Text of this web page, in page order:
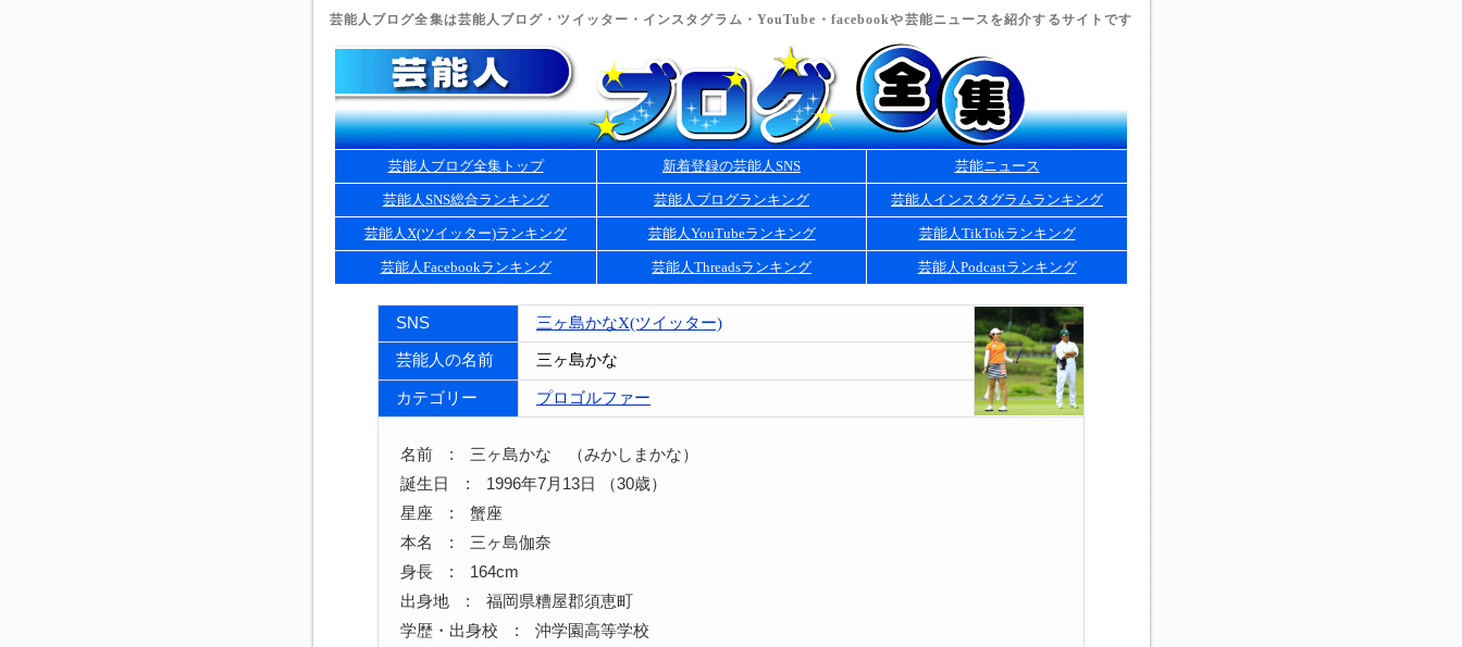
芸能人ブログ全集は芸能人ブログ・ツイッター・インスタグラム・YouTube・facebookや芸能ニュースを紹介するサイトです
芸能人ブログ全集トップ 新着登録の芸能人SNS 芸能ニュース
芸能人SNS総合ランキング 芸能人ブログランキング 芸能人インスタグラムランキング
芸能人X(ツイッター)ランキング 芸能人YouTubeランキング 芸能人TikTokランキング
芸能人Facebookランキング 芸能人Threadsランキング 芸能人Podcastランキング
SNS 三ヶ島かなX(ツイッター)
芸能人の名前 三ヶ島かな
カテゴリー プロゴルファー
名前 : 三ヶ島かな （みかしまかな）
誕生日 : 1996年7月13日 （30歳）
星座 : 蟹座
本名 : 三ヶ島伽奈
身長 : 164cm
出身地 : 福岡県糟屋郡須恵町
学歴・出身校 : 沖学園高等学校